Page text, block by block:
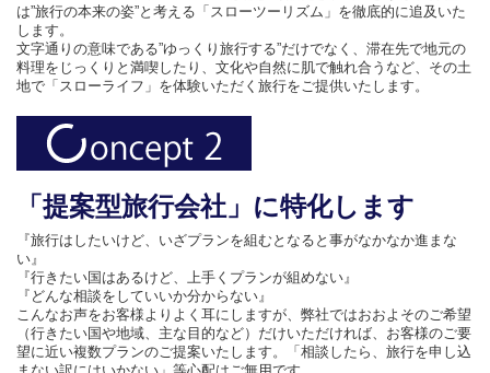
は”旅行の本来の姿”と考える「スローツーリズム」を徹底的に追及いた
します。
文字通りの意味である”ゆっくり旅行する”だけでなく、滞在先で地元の
料理をじっくりと満喫したり、文化や自然に肌で触れ合うなど、その土
地で「スローライフ」を体験いただく旅行をご提供いたします。
「提案型旅行会社」に特化します
『旅行はしたいけど、いざプランを組むとなると事がなかなか進まな
い』
『行きたい国はあるけど、上手くプランが組めない』
『どんな相談をしていいか分からない』
こんなお声をお客様よりよく耳にしますが、弊社ではおおよそのご希望
（行きたい国や地域、主な目的など）だけいただければ、お客様のご要
望に近い複数プランのご提案いたします。「相談したら、旅行を申し込